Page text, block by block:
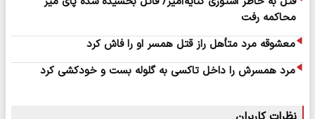
محاکمه رفت
معشوقه مرد متأهل راز قتل همسر او را فاش کرد
مرد همسرش را داخل تاکسی به گلوله بست و خودکشی کرد